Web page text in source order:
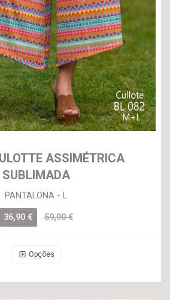
ASSIMÉTRICA
SUBLIMADA
PANTALONA - L
36,90 €
59,90 €
Opções